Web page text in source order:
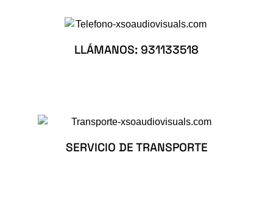
LLÁMANOS: 931133518
SERVICIO DE TRANSPORTE